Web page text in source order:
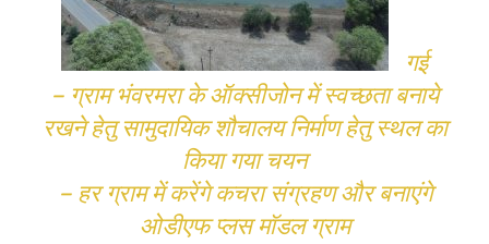
गई
– ग्राम भंवरमरा के ऑक्सीजोन में स्वच्छता बनाये
रखने हेतु सामुदायिक शौचालय निर्माण हेतु स्थल का
किया गया चयन
– हर ग्राम में करेंगे कचरा संग्रहण और बनाएंगे
ओडीएफ प्लस मॉडल ग्राम